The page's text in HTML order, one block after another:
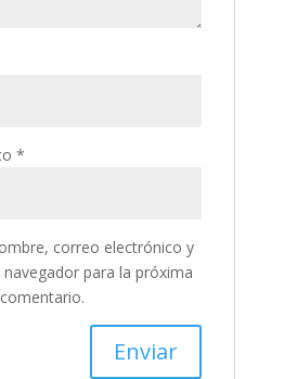
*
correo electrónico y
para la próxima